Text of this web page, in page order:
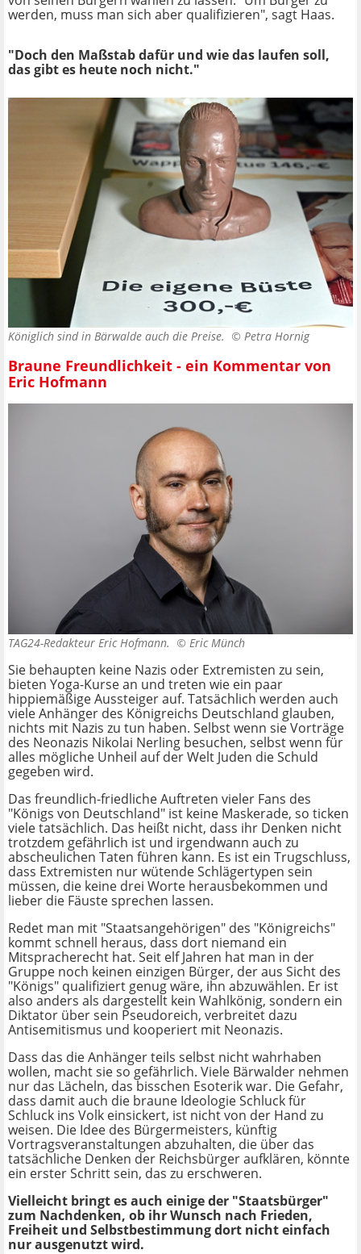
werden, muss man sich aber qualifizieren", sagt Haas.
"Doch den Maßstab dafür und wie das laufen soll,
das gibt es heute noch nicht."
Königlich sind in Bärwalde auch die Preise. © Petra Hornig
Braune Freundlichkeit - ein Kommentar von
Eric Hofmann
TAG24-Redakteur Eric Hofmann. © Eric Münch
Sie behaupten keine Nazis oder Extremisten zu sein,
bieten Yoga-Kurse an und treten wie ein paar
hippiemäßige Aussteiger auf. Tatsächlich werden auch
viele Anhänger des Königreichs Deutschland glauben,
nichts mit Nazis zu tun haben. Selbst wenn sie Vorträge
des Neonazis Nikolai Nerling besuchen, selbst wenn für
alles mögliche Unheil auf der Welt Juden die Schuld
gegeben wird.
Das freundlich-friedliche Auftreten vieler Fans des
"Königs von Deutschland" ist keine Maskerade, so ticken
viele tatsächlich. Das heißt nicht, dass ihr Denken nicht
trotzdem gefährlich ist und irgendwann auch zu
abscheulichen Taten führen kann. Es ist ein Trugschluss,
dass Extremisten nur wütende Schlägertypen sein
müssen, die keine drei Worte herausbekommen und
lieber die Fäuste sprechen lassen.
Redet man mit "Staatsangehörigen" des "Königreichs"
kommt schnell heraus, dass dort niemand ein
Mitspracherecht hat. Seit elf Jahren hat man in der
Gruppe noch keinen einzigen Bürger, der aus Sicht des
"Königs" qualifiziert genug wäre, ihn abzuwählen. Er ist
also anders als dargestellt kein Wahlkönig, sondern ein
Diktator über sein Pseudoreich, verbreitet dazu
Antisemitismus und kooperiert mit Neonazis.
Dass das die Anhänger teils selbst nicht wahrhaben
wollen, macht sie so gefährlich. Viele Bärwalder nehmen
nur das Lächeln, das bisschen Esoterik war. Die Gefahr,
dass damit auch die braune Ideologie Schluck für
Schluck ins Volk einsickert, ist nicht von der Hand zu
weisen. Die Idee des Bürgermeisters, künftig
Vortragsveranstaltungen abzuhalten, die über das
tatsächliche Denken der Reichsbürger aufklären, könnte
ein erster Schritt sein, das zu erschweren.
Vielleicht bringt es auch einige der "Staatsbürger"
zum Nachdenken, ob ihr Wunsch nach Frieden,
Freiheit und Selbstbestimmung dort nicht einfach
nur ausgenutzt wird.